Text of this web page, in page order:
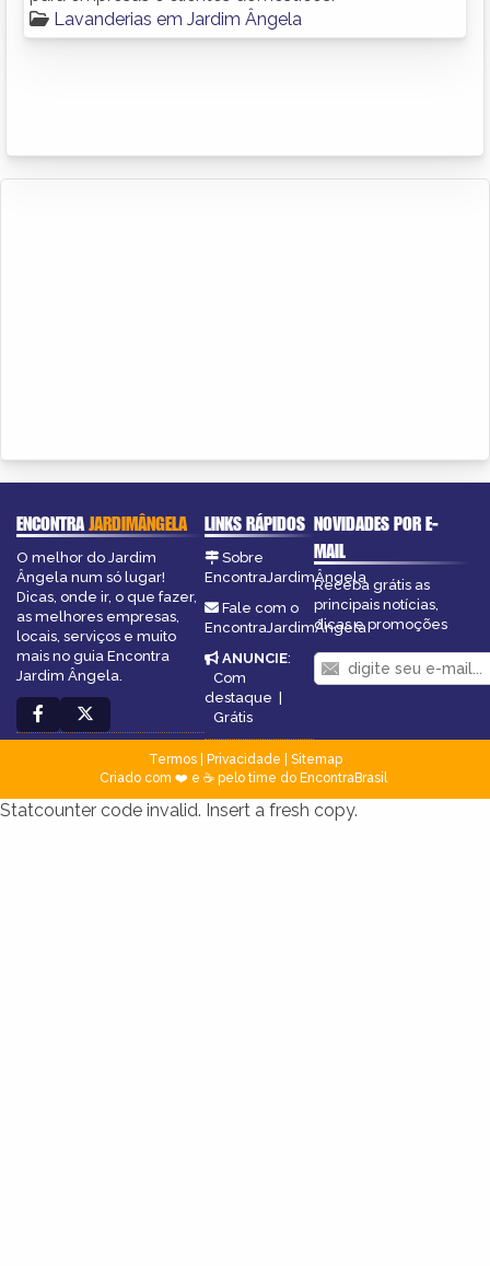
Lavanderias em Jardim Ângela
ENCONTRAJARDIMÂNGELA
O melhor do Jardim
Ângela num só lugar!
Dicas, onde ir, o que fazer,
as melhores empresas,
locais, serviços e muito
mais no guia Encontra
Jardim Ângela.
LINKS RÁPIDOS
Sobre
EncontraJardimÂngela
Fale com o
EncontraJardimÂngela
ANUNCIE:
Com
destaque |
Grátis
NOVIDADES POR E-
MAIL
Receba grátis as
principais notícias,
dicas e promoções
Termos| Privacidade
Sitemap
Criado com ❤️ e ☕ pelo time do EncontraBrasil
Statcounter code invalid. Insert a fresh copy.